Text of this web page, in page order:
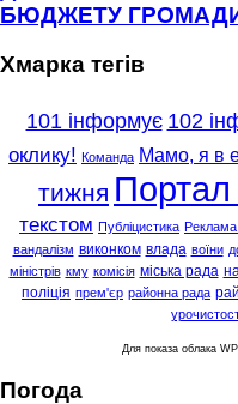
БЮДЖЕТУ
Хмарка тегів
101 інформує 102
оклику! Команда Мамо, я в
тижня
текстом Публіцистика Реклама
вандалізм виконком влада воїни
міністрів кму комісія міська рада
поліція прем'єр районна рада
Для показа облака
Погода